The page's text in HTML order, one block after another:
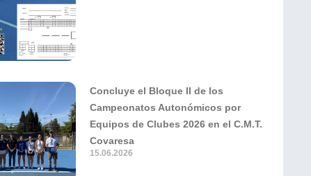
Concluye el Bloque II de los
Campeonatos Autonómicos por
Equipos de Clubes 2026 en el C.M.T.
Covaresa
15.06.2026